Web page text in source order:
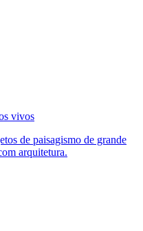
vivos
de paisagismo de grande
arquitetura.